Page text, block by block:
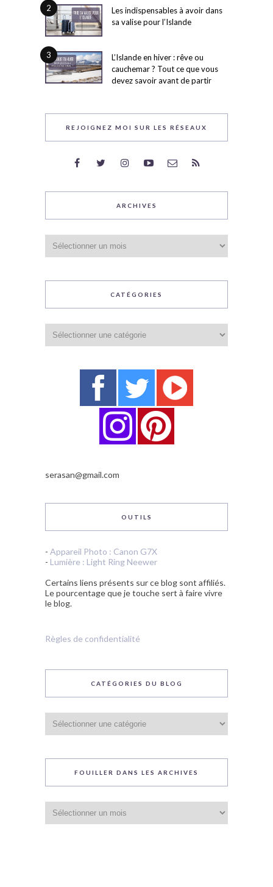
2
Les indispensables à avoir dans
sa valise pour l’Islande
3
L’Islande en hiver : rêve ou
cauchemar ? Tout ce que vous
devez savoir avant de partir
REJOIGNEZ MOI SUR LES RÉSEAUX
ARCHIVES
CATÉGORIES
serasan@gmail.com
OUTILS
- Appareil Photo : Canon G7X
- Lumière : Light Ring Neewer
Certains liens présents sur ce blog sont affiliés.
Le pourcentage que je touche sert à faire vivre
le blog.
Règles de confidentialité
CATÉGORIES DU BLOG
du
blog
FOUILLER DANS LES ARCHIVES
dans
les